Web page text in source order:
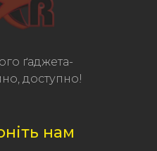
ґаджета-
доступно!
нам